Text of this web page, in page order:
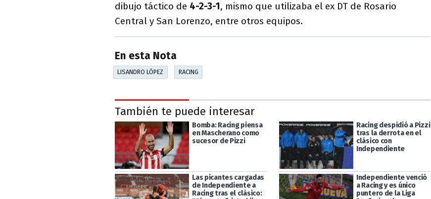
dibujo táctico de 4-2-3-1, mismo que utilizaba el ex DT de Rosario
Central y San Lorenzo, entre otros equipos.
En esta Nota
LISANDRO LÓPEZ RACING
También te puede interesar
Bomba: Racing piensa
en Mascherano como
sucesor de Pizzi
Racing despidió a Pizzi
tras la derrota en el
clásico con
Independiente
Las picantes cargadas
de Independiente a
Racing tras el clásico:
Independiente venció
a Racing y es único
puntero de la Liga